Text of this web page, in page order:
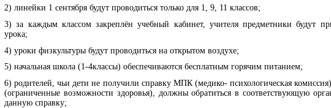
2) линейки 1 сентября будут проводиться только для 1, 9, 11 классов;
3) за каждым классом закреплён учебный кабинет, учителя предметники будут
урока;
4) уроки физкультуры будут проводиться на открытом воздухе;
5) начальная школа (1-4классы) обеспечиваются бесплатным горячим питанием;
6) родителей, чьи дети не получили справку МПК (медико- психологическая
(ограниченные возможности здоровья), должны обратиться в соответствующую
данную справку;